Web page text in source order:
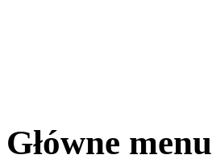
Główne menu